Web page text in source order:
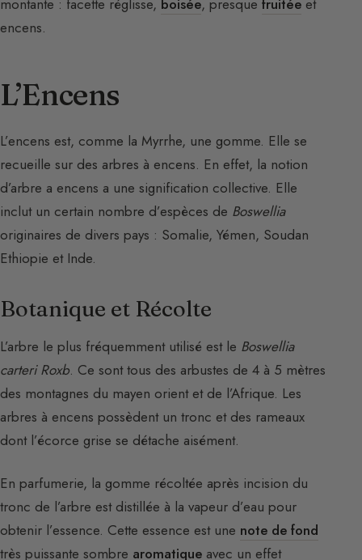
encens.
L’Encens
L’encens est, comme la Myrrhe, une gomme. Elle se
recueille sur des arbres à encens. En effet, la notion
d’arbre a encens a une signification collective. Elle
inclut un certain nombre d’espèces de Boswellia
originaires de divers pays : Somalie, Yémen, Soudan
Ethiopie et Inde.
Botanique et Récolte
L’arbre le plus fréquemment utilisé est le Boswellia
carteri Roxb. Ce sont tous des arbustes de 4 à 5 mètres
des montagnes du mayen orient et de l’Afrique. Les
arbres à encens possèdent un tronc et des rameaux
dont l’écorce grise se détache aisément.
En parfumerie, la gomme récoltée après incision du
tronc de l’arbre est distillée à la vapeur d’eau pour
obtenir l’essence. Cette essence est une note de fond
très puissante sombre aromatique avec un effet